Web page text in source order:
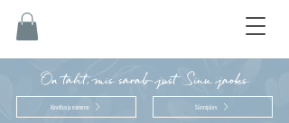
On täht, mis särab just Sinu jaoks
Kinnitus ja esimene Sünnipäev